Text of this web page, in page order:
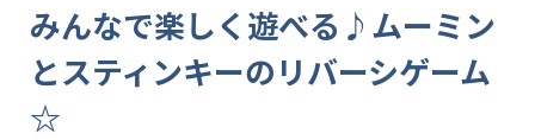
みんなで楽しく遊べる♪ムーミン
とスティンキーのリバーシゲーム
☆